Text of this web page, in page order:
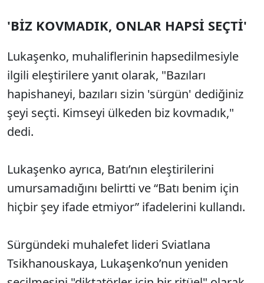
'BİZ KOVMADIK, ONLAR HAPSİ SEÇTİ'
Lukaşenko, muhaliflerinin hapsedilmesiyle
ilgili eleştirilere yanıt olarak, "Bazıları
hapishaneyi, bazıları sizin 'sürgün' dediğiniz
şeyi seçti. Kimseyi ülkeden biz kovmadık,"
dedi.
Lukaşenko ayrıca, Batı’nın eleştirilerini
umursamadığını belirtti ve “Batı benim için
hiçbir şey ifade etmiyor” ifadelerini kullandı.
Sürgündeki muhalefet lideri Sviatlana
Tsikhanouskaya, Lukaşenko’nun yeniden